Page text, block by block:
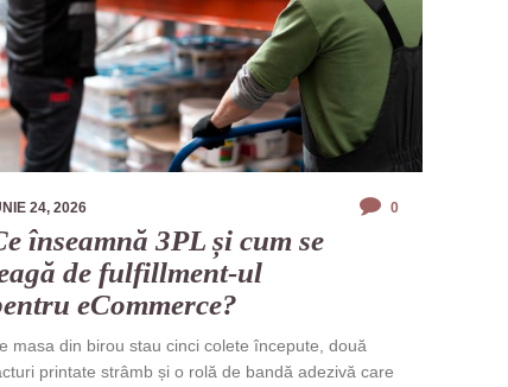
24, 2026 0
înseamnă 3PL și cum se
de fulfillment-ul
eCommerce?
masa din birou stau cinci colete începute, două
printate strâmb și o rolă de bandă adezivă care